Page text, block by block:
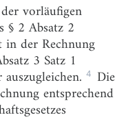
auf die
mit
gegenüber
Mietverhältnissen
vorläufigen
§ 2 Absatz 2
in der Rechnung
3 Satz 1 4 Die
entsprechend